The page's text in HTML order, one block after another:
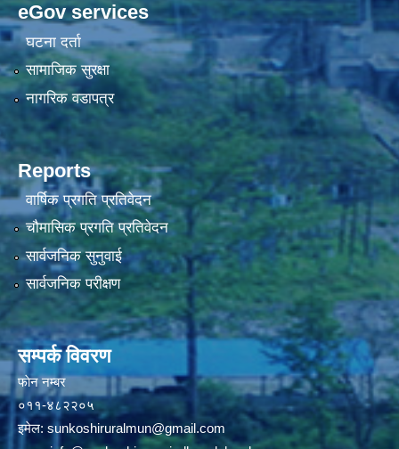
eGov services
घटना दर्ता
सामाजिक सुरक्षा
नागरिक वडापत्र
Reports
वार्षिक प्रगति प्रतिवेदन
चौमासिक प्रगति प्रतिवेदन
सार्वजनिक सुनुवाई
सार्वजनिक परीक्षण
सम्पर्क विवरण
फाेन न‌‍‍‍‌‌म्बर
०११-४८२२०५
इमेल: sunkoshiruralmun@gmail.com